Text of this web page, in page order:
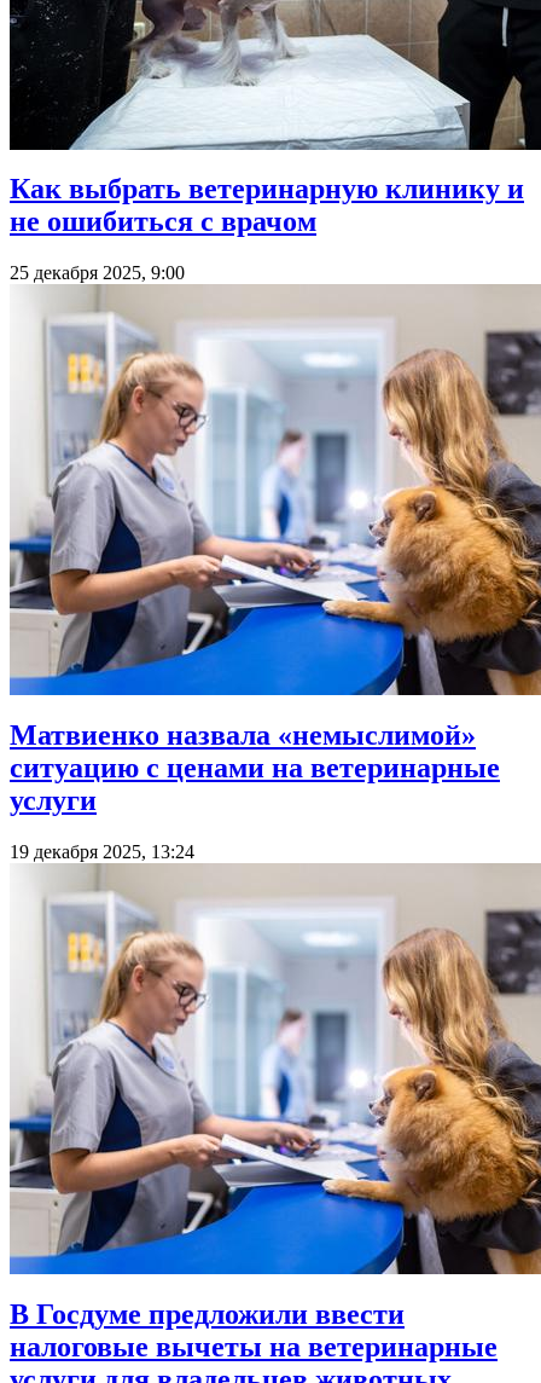
Как выбрать ветеринарную клинику и
не ошибиться с врачом
25 декабря 2025, 9:00
Матвиенко назвала «немыслимой»
ситуацию с ценами на ветеринарные
услуги
19 декабря 2025, 13:24
В Госдуме предложили ввести
налоговые вычеты на ветеринарные